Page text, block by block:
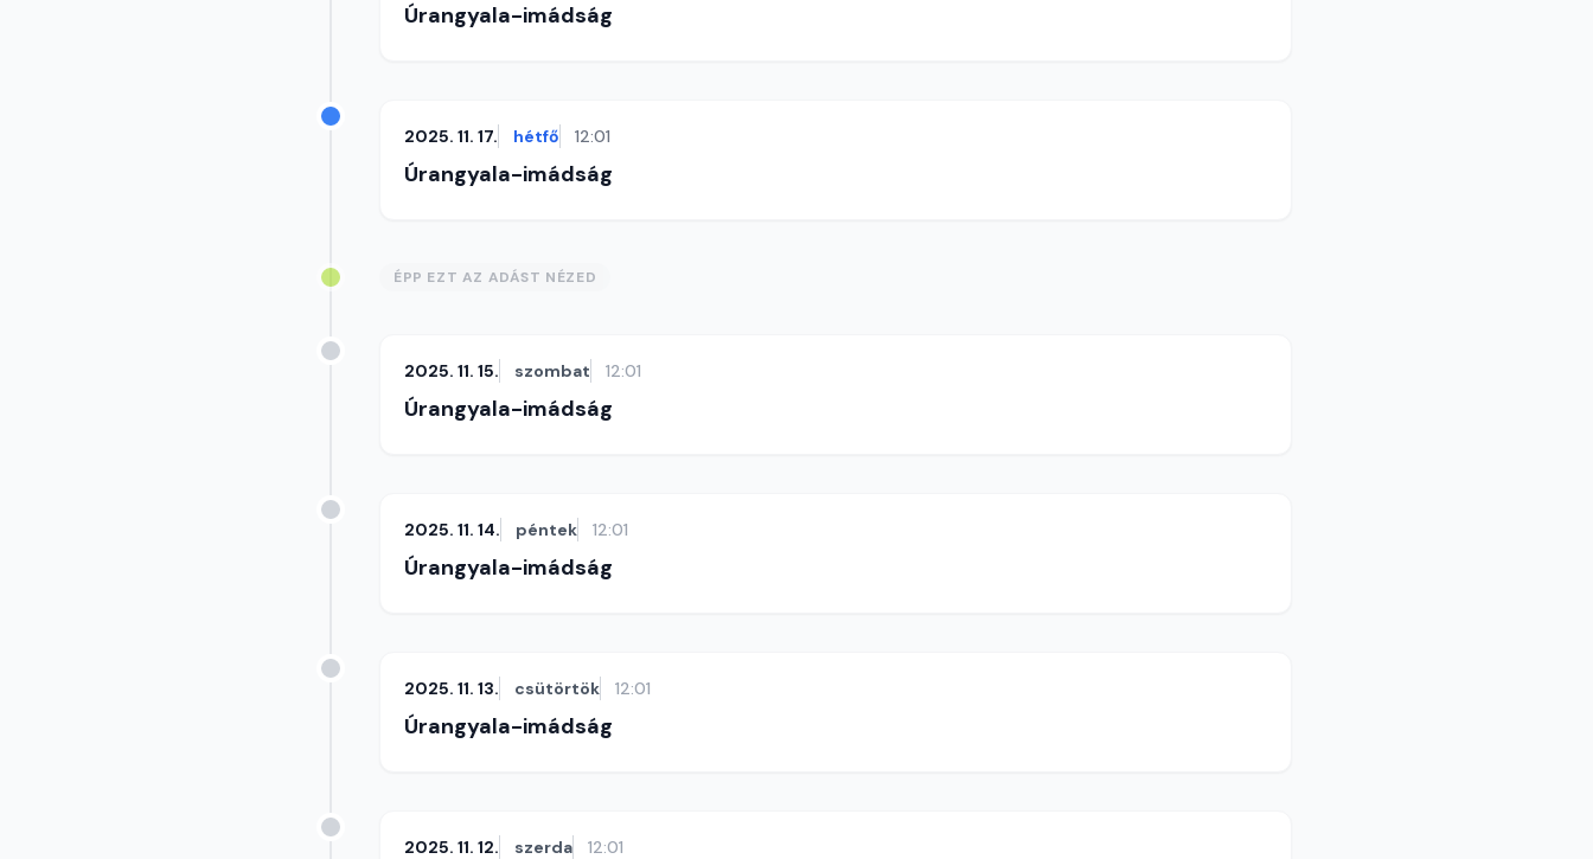
Úrangyala-imádság
2025. 11. 17. hétfő 12:01
Úrangyala-imádság
ÉPP EZT AZ ADÁST NÉZED
2025. 11. 15. szombat 12:01
Úrangyala-imádság
2025. 11. 14. péntek 12:01
Úrangyala-imádság
2025. 11. 13. csütörtök 12:01
Úrangyala-imádság
2025. 11. 12. szerda 12:01